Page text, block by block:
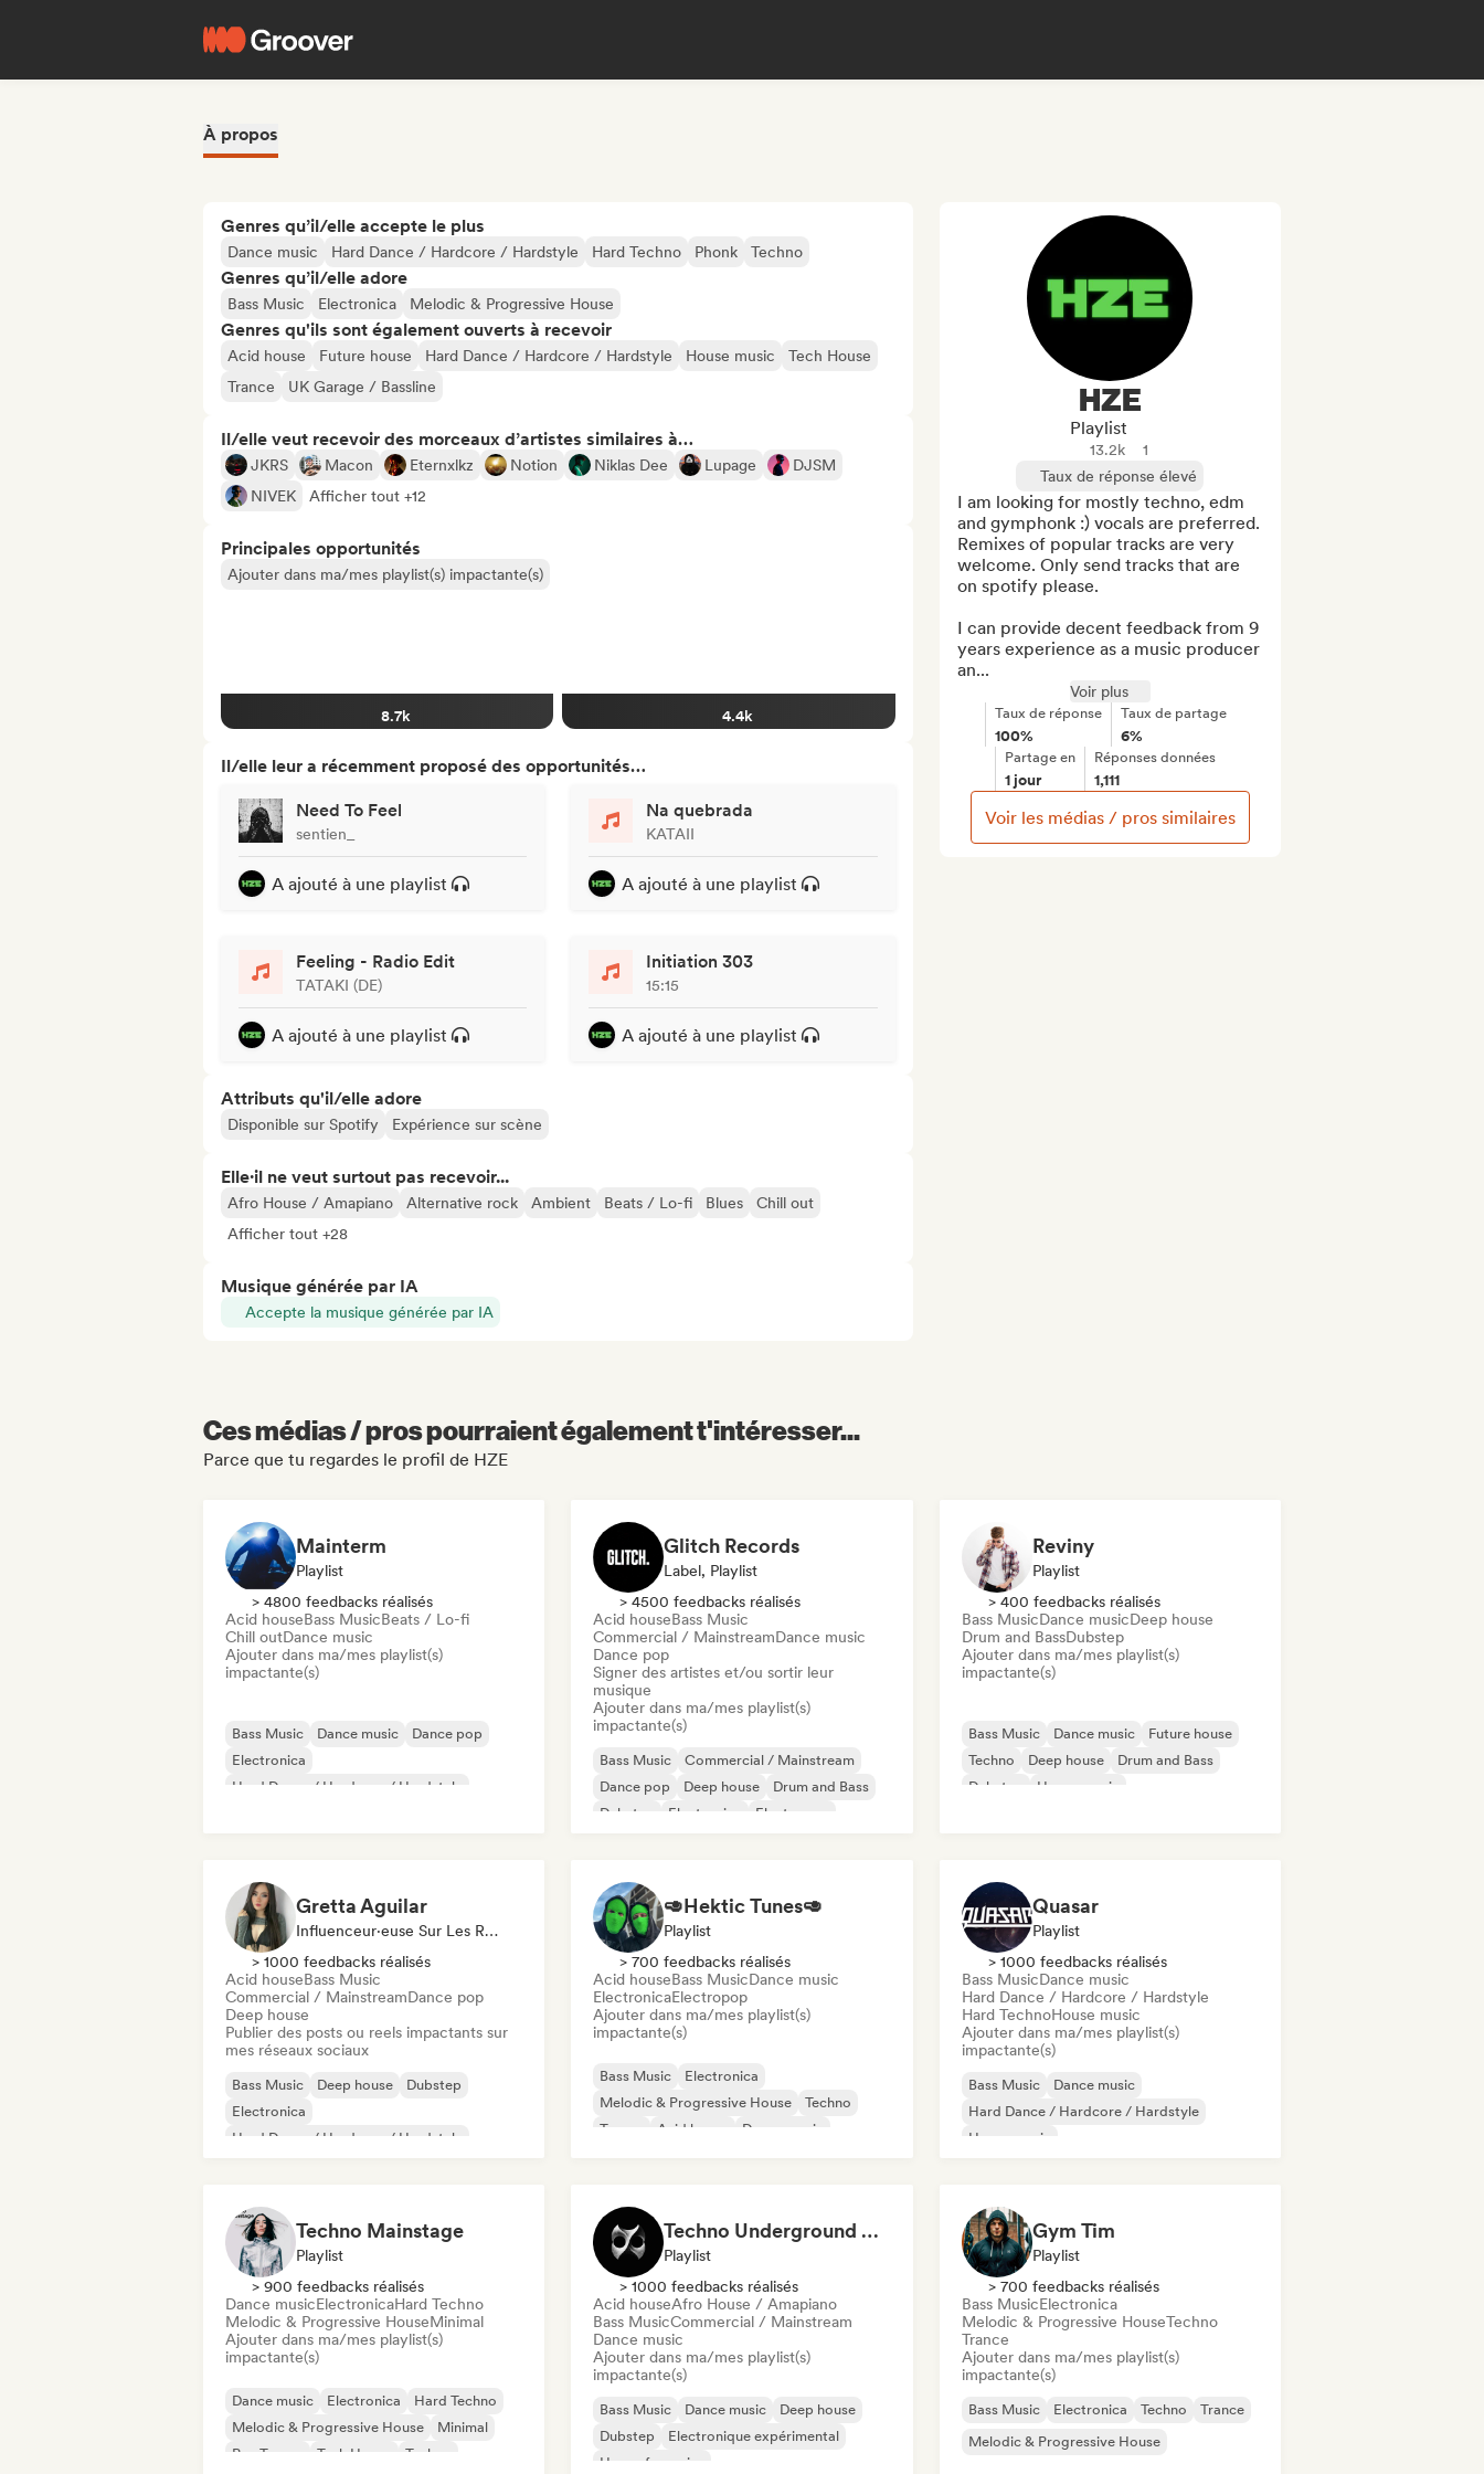
À propos
Genres qu’il/elle accepte le plus
Dance music Hard Dance / Hardcore / Hardstyle Hard Techno Phonk Techno
Genres qu’il/elle adore
Bass Music Electronica Melodic & Progressive House
Genres qu'ils sont également ouverts à recevoir
Acid house Future house Hard Dance / Hardcore / Hardstyle House music
Tech House
Trance
UK Garage / Bassline
Il/elle veut recevoir des morceaux d’artistes similaires à…
JKRS Macon Eternxlkz Notion Niklas Dee Lupage
DJSM
NIVEK
Afficher tout +12
Principales opportunités
Ajouter dans ma/mes playlist(s) impactante(s)
8.7k 4.4k
Il/elle leur a récemment proposé des opportunités…
Need To Feel
sentien_
A ajouté à une playlist
Na quebrada
KATAII
A ajouté à une playlist
Feeling - Radio Edit
TATAKI (DE)
A ajouté à une playlist
Initiation 303
15:15
A ajouté à une playlist
Attributs qu'il/elle adore
Disponible sur Spotify Expérience sur scène
Elle·il ne veut surtout pas recevoir...
Afro House / Amapiano Alternative rock Ambient Beats / Lo-fi Blues
Chill out
Afficher tout +28
Musique générée par IA
Accepte la musique générée par IA
HZE
Playlist
13.2k
1
Taux de réponse élevé
I am looking for mostly techno, edm
and gymphonk :) vocals are preferred.
Remixes of popular tracks are very
welcome. Only send tracks that are
on spotify please.
I can provide decent feedback from 9
years experience as a music producer
an...
Voir plus
Taux de réponse
100%
Taux de partage
6%
Partage en
1 jour
Réponses données
1,111
Voir les médias / pros similaires
Ces médias / pros pourraient également t'intéresser...
Parce que tu regardes le profil de HZE
Mainterm
Playlist
> 4800 feedbacks réalisés
Acid houseBass MusicBeats / Lo-fi
Chill outDance music
Ajouter dans ma/mes playlist(s)
impactante(s)
Bass Music Dance music
Dance pop
Electronica
Hard Dance / Hardcore / Hardstyle
Glitch Records
Label, Playlist
> 4500 feedbacks réalisés
Acid houseBass Music
Commercial / MainstreamDance music
Dance pop
Signer des artistes et/ou sortir leur
musique
Ajouter dans ma/mes playlist(s)
impactante(s)
Bass Music
Commercial / Mainstream
Dance pop
Deep house
Drum and Bass
Dubstep
Electronica Electropop
Reviny
Playlist
> 400 feedbacks réalisés
Bass MusicDance musicDeep house
Drum and BassDubstep
Ajouter dans ma/mes playlist(s)
impactante(s)
Bass Music Dance music
Future house
Techno
Deep house
Drum and Bass
Dubstep
House music
Gretta Aguilar
Influenceur·euse Sur Les Réseaux Sociaux
> 1000 feedbacks réalisés
Acid houseBass Music
Commercial / MainstreamDance pop
Deep house
Publier des posts ou reels impactants sur
mes réseaux sociaux
Bass Music Deep house
Dubstep
Electronica
Hard Dance / Hardcore / Hardstyle
🥑Hektic Tunes🥑
Playlist
> 700 feedbacks réalisés
Acid houseBass MusicDance music
ElectronicaElectropop
Ajouter dans ma/mes playlist(s)
impactante(s)
Bass Music
Electronica
Melodic & Progressive House
Techno
Trance
Acid house
Dance music
Quasar
Playlist
> 1000 feedbacks réalisés
Bass MusicDance music
Hard Dance / Hardcore / Hardstyle
Hard TechnoHouse music
Ajouter dans ma/mes playlist(s)
impactante(s)
Bass Music
Dance music
Hard Dance / Hardcore / Hardstyle
House music
Techno Mainstage
Playlist
> 900 feedbacks réalisés
Dance musicElectronicaHard Techno
Melodic & Progressive HouseMinimal
Ajouter dans ma/mes playlist(s)
impactante(s)
Dance music Electronica
Hard Techno
Melodic & Progressive House
Minimal
Psy-Trance
Tech House Techno
Techno Underground Rave Anthems by Orphium
Playlist
> 1000 feedbacks réalisés
Acid houseAfro House / Amapiano
Bass MusicCommercial / Mainstream
Dance music
Ajouter dans ma/mes playlist(s)
impactante(s)
Bass Music Dance music
Deep house
Dubstep
Electronique expérimental
House française
Gym Tim
Playlist
> 700 feedbacks réalisés
Bass MusicElectronica
Melodic & Progressive HouseTechno
Trance
Ajouter dans ma/mes playlist(s)
impactante(s)
Bass Music Electronica Techno
Trance
Melodic & Progressive House